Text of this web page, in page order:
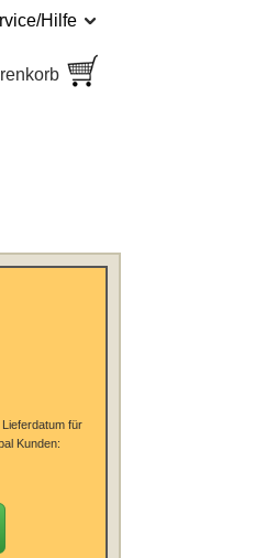
Hilfe
Lieferdatum für
Kunden: